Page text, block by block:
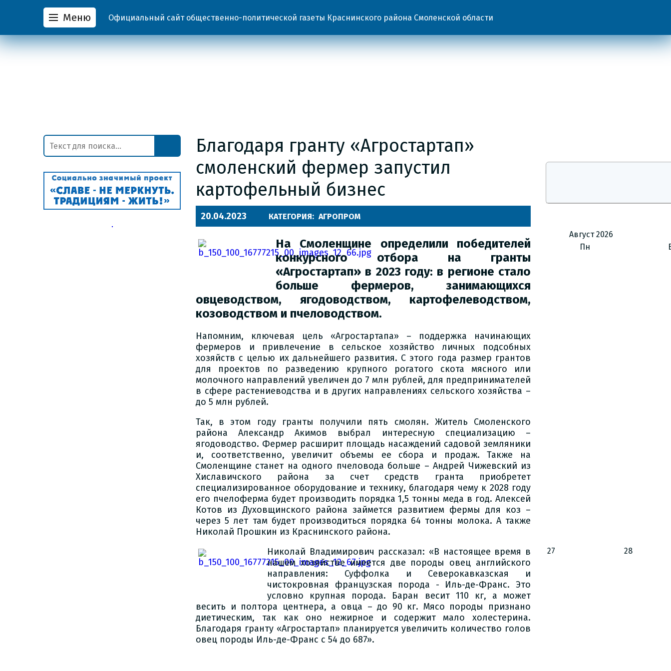
Меню Официальный сайт общественно-политической газеты Краснинского района Смоленской области
Благодаря гранту «Агростартап»
смоленский фермер запустил
картофельный бизнес
20.04.2023 КАТЕГОРИЯ: АГРОПРОМ
На Смоленщине определили победителей
конкурсного отбора на гранты
«Агростартап» в 2023 году: в регионе стало
больше фермеров, занимающихся
овцеводством, ягодоводством, картофелеводством,
козоводством и пчеловодством.
Напомним, ключевая цель «Агростартапа» – поддержка начинающих
фермеров и привлечение в сельское хозяйство личных подсобных
хозяйств с целью их дальнейшего развития. С этого года размер грантов
для проектов по разведению крупного рогатого скота мясного или
молочного направлений увеличен до 7 млн рублей, для предпринимателей
в сфере растениеводства и в других направлениях сельского хозяйства –
до 5 млн рублей.
Так, в этом году гранты получили пять смолян. Житель Смоленского
района Александр Акимов выбрал интересную специализацию –
ягодоводство. Фермер расширит площадь насаждений садовой земляники
и, соответственно, увеличит объемы ее сбора и продаж. Также на
Смоленщине станет на одного пчеловода больше – Андрей Чижевский из
Хиславичского района за счет средств гранта приобретет
специализированное оборудование и технику, благодаря чему к 2028 году
его пчелоферма будет производить порядка 1,5 тонны меда в год. Алексей
Котов из Духовщинского района займется развитием фермы для коз –
через 5 лет там будет производиться порядка 64 тонны молока. А также
Николай Прошкин из Краснинского района.
Николай Владимирович рассказал: «В настоящее время в
нашем хозяйстве имеется две породы овец английского
направления: Суффолка и Северокавказская и
чистокровная французская порода - Иль-де-Франс. Это
условно крупная порода. Баран весит 110 кг, а может
весить и полтора центнера, а овца – до 90 кг. Мясо породы признано
диетическим, так как оно нежирное и содержит мало холестерина.
Благодаря гранту «Агростартап» планируется увеличить количество голов
овец породы Иль-де-Франс с 54 до 687».
Август 2026
Пн
27 28